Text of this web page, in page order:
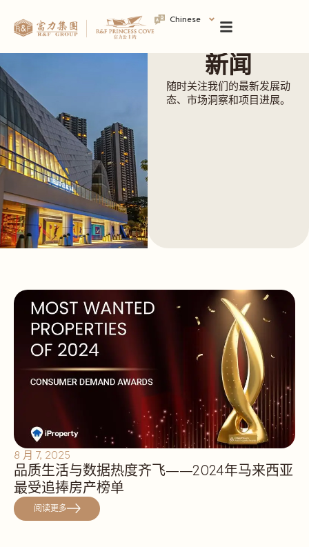
Chinese
新闻
随时关注我们的最新发展动
态、市场洞察和项目进展。
8 月 7, 2025
品质生活与数据热度齐飞——2024年马来西亚
最受追捧房产榜单
阅读更多